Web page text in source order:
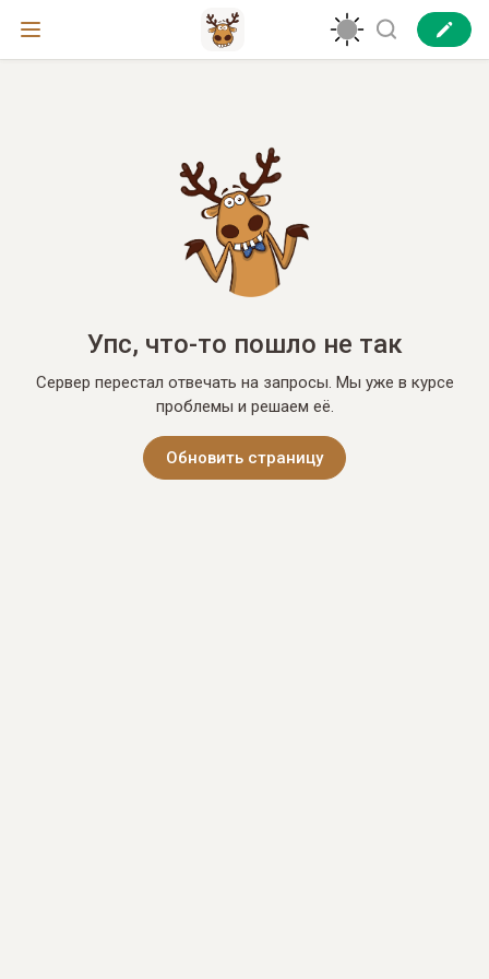
Упс, что-то пошло не так
Сервер перестал отвечать на запросы. Мы уже в курсе
проблемы и решаем её.
Обновить страницу